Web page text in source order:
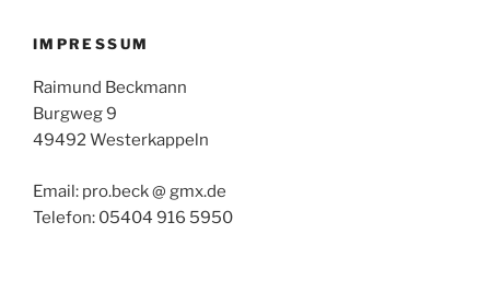
IMPRESSUM
Raimund Beckmann
Burgweg 9
49492 Westerkappeln
Email: pro.beck @ gmx.de
Telefon: 05404 916 5950